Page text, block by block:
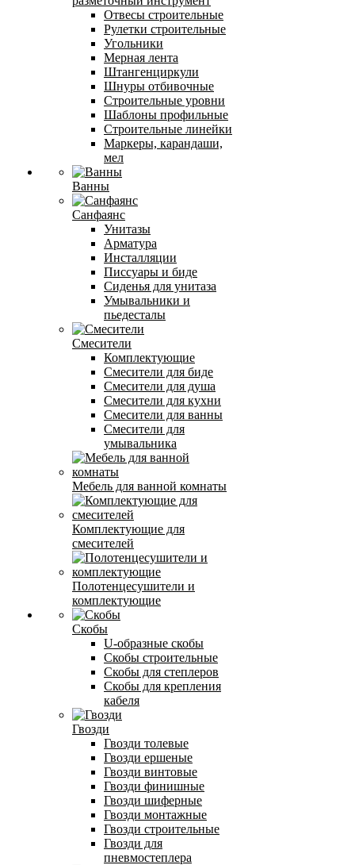
Отвесы строительные
Рулетки строительные
Угольники
Мерная лента
Штангенциркули
Шнуры отбивочные
Строительные уровни
Шаблоны профильные
Строительные линейки
Маркеры, карандаши,
мел
Ванны
Санфаянс
Унитазы
Арматура
Инсталляции
Писсуары и биде
Сиденья для унитаза
Умывальники и
пьедесталы
Смесители
Комплектующие
Смесители для биде
Смесители для душа
Смесители для кухни
Смесители для ванны
Смесители для
умывальника
Мебель для ванной комнаты
Комплектующие для
смесителей
Полотенцесушители и
комплектующие
Скобы
U-образные скобы
Скобы строительные
Скобы для степлеров
Скобы для крепления
кабеля
Гвозди
Гвозди толевые
Гвозди ершеные
Гвозди винтовые
Гвозди финишные
Гвозди шиферные
Гвозди монтажные
Гвозди строительные
Гвозди для
пневмостеплера